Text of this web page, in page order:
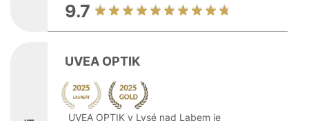
9.7
UVEA OPTIK
UVEA OPTIK v Lysé nad Labem je